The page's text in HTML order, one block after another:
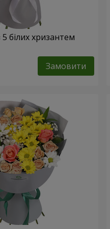
білих хризантем
Замовити